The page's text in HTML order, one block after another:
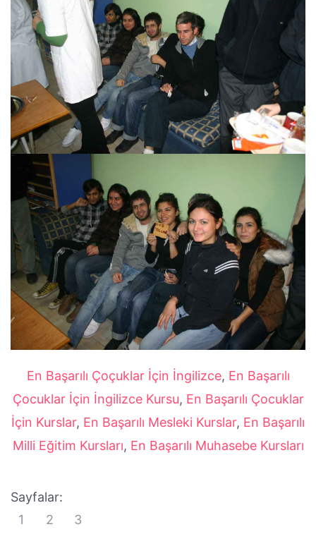
En Başarılı Çoçuklar İçin İngilizce, En Başarılı
Çocuklar İçin İngilizce Kursu, En Başarılı Çocuklar
İçin Kurslar, En Başarılı Mesleki Kurslar, En Başarılı
Milli Eğitim Kursları, En Başarılı Muhasebe Kursları
Sayfalar:
1
2 3